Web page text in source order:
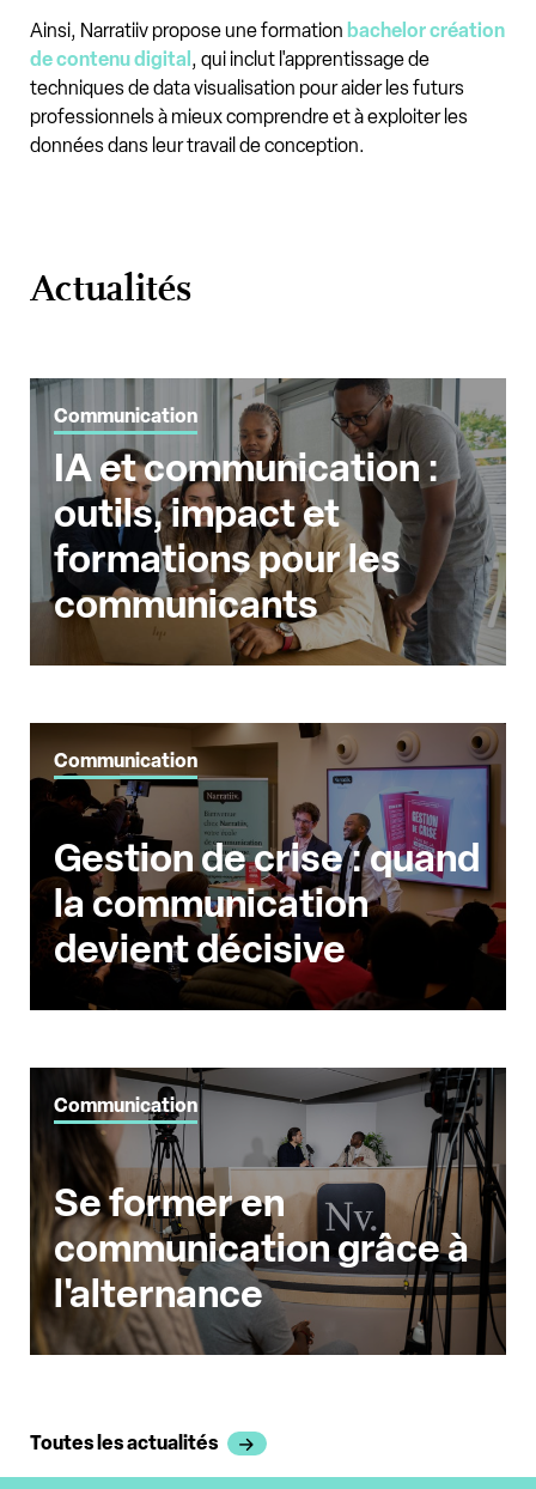
Ainsi, Narratiiv propose une formation bachelor création
de contenu digital , qui inclut l'apprentissage de
techniques de data visualisation pour aider les futurs
professionnels à mieux comprendre et à exploiter les
données dans leur travail de conception.
Actualités
Communication
IA et communication :
outils, impact et
formations pour les
communicants
Communication
Gestion de crise : quand
la communication
devient décisive
Communication
Se former en
communication grâce à
l'alternance
Toutes les actualités